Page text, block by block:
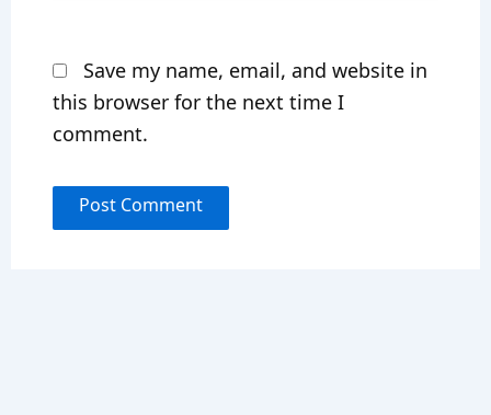
Save my name, email, and website in
this browser for the next time I
comment.